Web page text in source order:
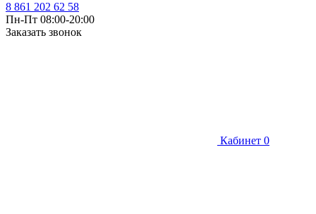
8 861 202 62 58
Пн-Пт 08:00-20:00
Заказать звонок
Кабинет 0